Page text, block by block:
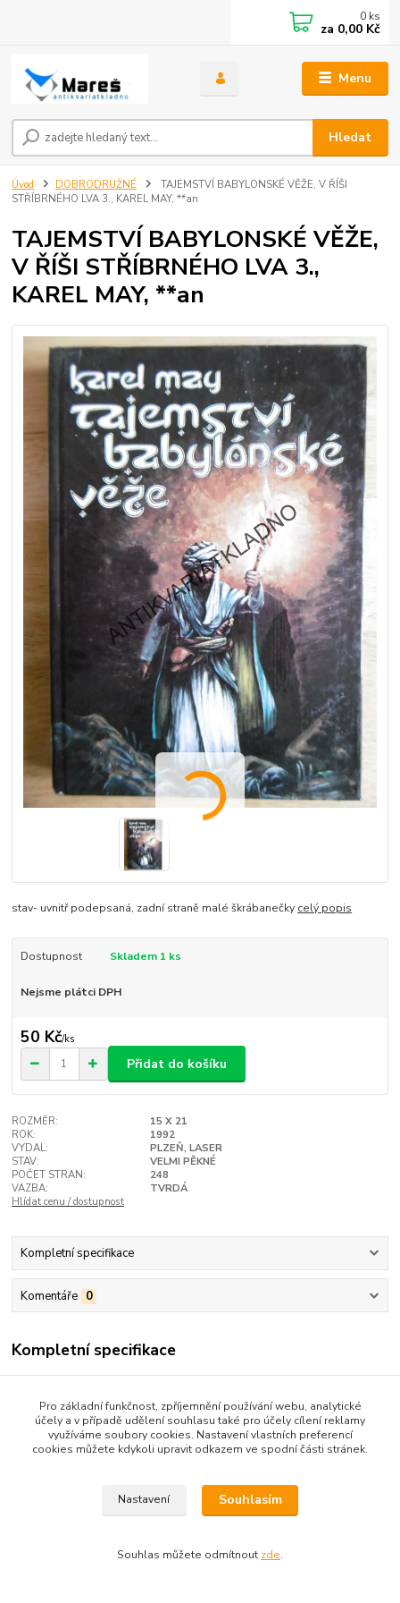
Menu
Hledat
0 ks
za 0,00 Kč
Úvod DOBRODRUŽNÉ
TAJEMSTVÍ BABYLONSKÉ VĚŽE, V ŘÍŠI
STŘÍBRNÉHO LVA 3., KAREL MAY, **an
TAJEMSTVÍ BABYLONSKÉ VĚŽE,
V ŘÍŠI STŘÍBRNÉHO LVA 3.,
KAREL MAY, **an
stav- uvnitř podepsaná, zadní straně malé škrábanečky celý popis
Dostupnost Skladem 1 ks
Nejsme plátci DPH
50 Kč/ks
Přidat do košíku
ROZMĚR:
15 X 21
ROK:
1992
VYDAL:
PLZEŇ, LASER
STAV:
VELMI PĚKNÉ
POČET STRAN:
248
VAZBA:
TVRDÁ
Hlídat cenu / dostupnost
Kompletní specifikace
Komentáře 0
Kompletní specifikace
Zboží zařazeno v kategoriích
DOBRODRUŽNÉ
Pro základní funkčnost, zpříjemnění používání webu, analytické
účely a v případě udělení souhlasu také pro účely cílení reklamy
využíváme soubory cookies. Nastavení vlastních preferencí
cookies můžete kdykoli upravit odkazem ve spodní části stránek.
Nastavení Souhlasím
Souhlas můžete odmítnout zde.